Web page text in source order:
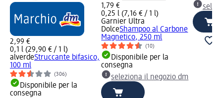
2,99 €
0,1 l (29,90 € / 1 l)
alverdeStruccante bifasico,
100 ml
(306)
Disponibile per la
consegna
1,79 €
0,25 l (7,16 € / 1 l)
Garnier Ultra
DolceShampoo al Carbone
Magnetico, 250 ml
(10)
Disponibile per la
consegna
seleziona il negozio dm